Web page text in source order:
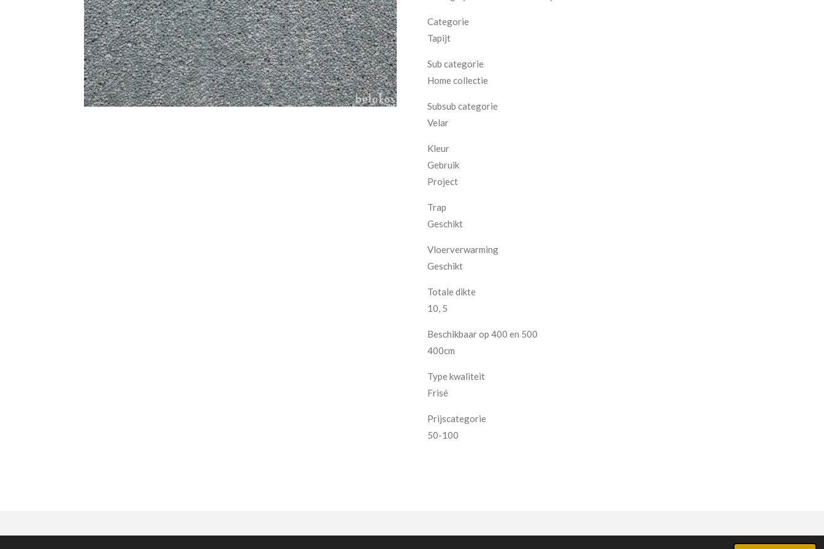
Categorie
Tapijt
Sub categorie
Home collectie
Subsub categorie
Velar
Kleur
Gebruik
Project
Trap
Geschikt
Vloerverwarming
Geschikt
Totale dikte
10, 5
Beschikbaar op 400 en 500
400cm
Type kwaliteit
Frisé
Prijscategorie
50-100